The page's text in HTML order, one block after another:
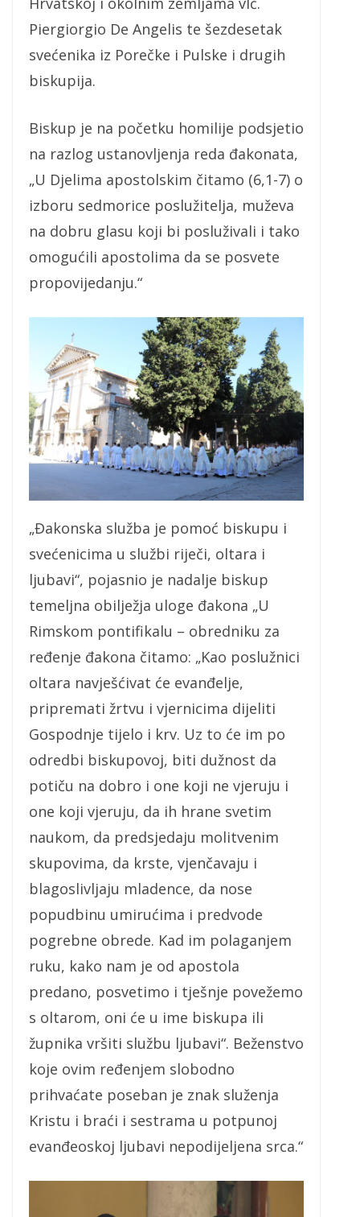
Piergiorgio De Angelis te šezdesetak
svećenika iz Porečke i Pulske i drugih
biskupija.
Biskup je na početku homilije podsjetio
na razlog ustanovljenja reda đakonata,
„U Djelima apostolskim čitamo (6,1-7) o
izboru sedmorice poslužitelja, muževa
na dobru glasu koji bi posluživali i tako
omogućili apostolima da se posvete
propovijedanju.“
„Đakonska služba je pomoć biskupu i
svećenicima u službi riječi, oltara i
ljubavi“, pojasnio je nadalje biskup
temeljna obilježja uloge đakona „U
Rimskom pontifikalu – obredniku za
ređenje đakona čitamo: „Kao poslužnici
oltara navješćivat će evanđelje,
pripremati žrtvu i vjernicima dijeliti
Gospodnje tijelo i krv. Uz to će im po
odredbi biskupovoj, biti dužnost da
potiču na dobro i one koji ne vjeruju i
one koji vjeruju, da ih hrane svetim
naukom, da predsjedaju molitvenim
skupovima, da krste, vjenčavaju i
blagoslivljaju mladence, da nose
popudbinu umirućima i predvode
pogrebne obrede. Kad im polaganjem
ruku, kako nam je od apostola
predano, posvetimo i tješnje povežemo
s oltarom, oni će u ime biskupa ili
župnika vršiti službu ljubavi“. Beženstvo
koje ovim ređenjem slobodno
prihvaćate poseban je znak služenja
Kristu i braći i sestrama u potpunoj
evanđeoskoj ljubavi nepodijeljena srca.“